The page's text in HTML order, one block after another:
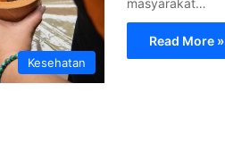
Kesehatan
masyarakat…
Read More »